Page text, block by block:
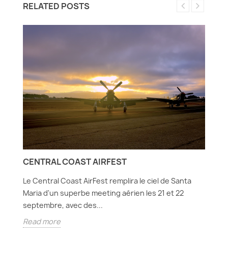
RELATED POSTS
CENTRAL COAST AIRFEST
Le Central Coast AirFest remplira le ciel de Santa
Maria d'un superbe meeting aérien les 21 et 22
septembre, avec des...
Read more